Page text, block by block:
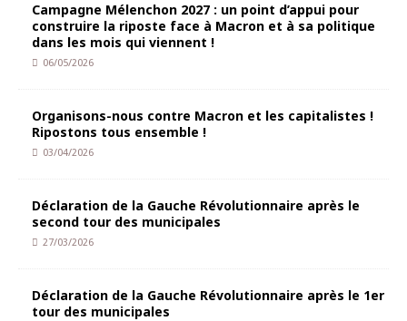
Campagne Mélenchon 2027 : un point d’appui pour
construire la riposte face à Macron et à sa politique
dans les mois qui viennent !
06/05/2026
Organisons-nous contre Macron et les capitalistes !
Ripostons tous ensemble !
03/04/2026
Déclaration de la Gauche Révolutionnaire après le
second tour des municipales
27/03/2026
Déclaration de la Gauche Révolutionnaire après le 1er
tour des municipales